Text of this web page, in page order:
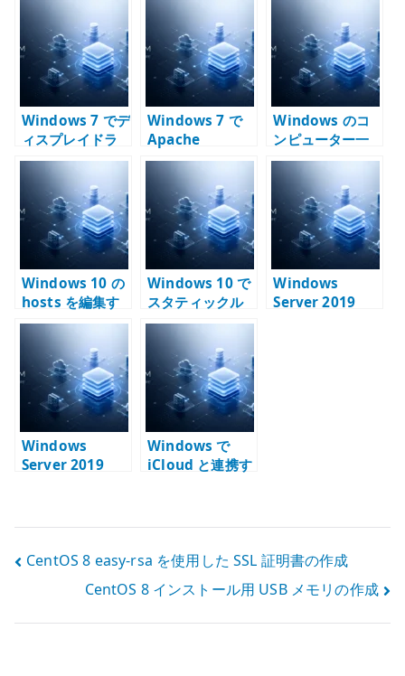
te
r
Windows 7 でデ
ィスプレイドラ
イバの応答停止
と回復が出る場
合の確認点 –
Radeon HD
5450 と古い自作
PC の切り分け
Windows 7 で
Apache
Directory
Studio が起動し
ない場合の確認
点 – 64bit Java
と実行環境を揃
える
Windows のコ
ンピューター一
覧と WINS の関
係 – NetBIOS 名
と DNS を分けて
考える
Windows 10 の
hosts を編集す
る方法 – 名前解
決を一時的に固
定する確認手順
Windows 10 で
スタティックル
ートを設定する
方法 – route
add と永続ルー
トの確認
Windows
Server 2019
Windows
Server 2019
CS と証明書要件
Windows で
iCloud と連携す
る
投
CentOS 8 easy-rsa を使用した SSL 証明書の作成
CentOS 8 インストール用 USB メモリの作成